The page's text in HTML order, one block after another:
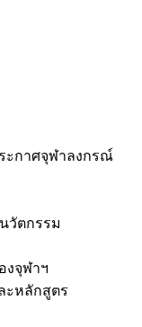
ะกาศจุฬาลงกรณ์
วัตกรรม
งจุฬาฯ
ะหลักสูตร